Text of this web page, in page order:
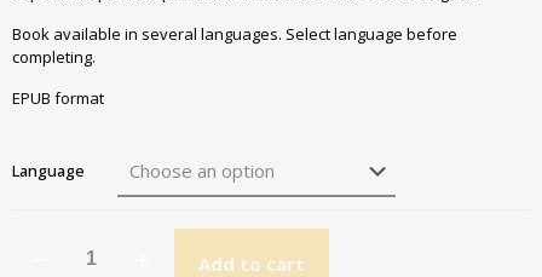
Book available in several languages. Select language before
completing.
EPUB format
Language
Add to cart